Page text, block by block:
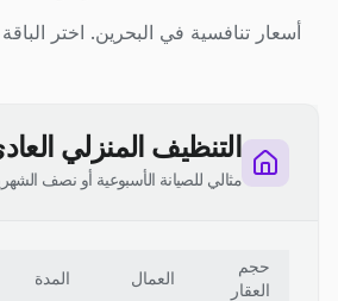
أسعار تنافسية في البحرين. اختر الباقة
التنظيف المنزلي
مثالي للصيانة الأسبوعية أو نصف
حجم
العقار
العمال المدة